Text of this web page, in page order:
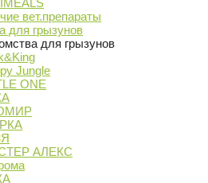
вет.препараты
для грызунов
для грызунов
Jungle
ONE
АЛЕКС